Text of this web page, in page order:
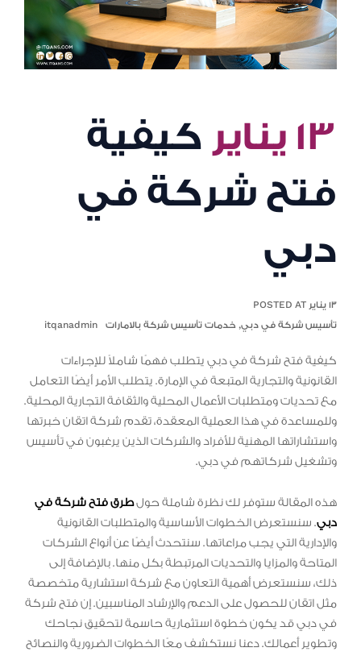
١٣ يناير
كيفية
فتح شركة في
دبي
١٣ يناير POSTED AT
تأسيس شركة في دبي, خدمات تأسيس شركة بالامارات itqanadmin
كيفية فتح شركة في دبي يتطلب فهمًا شاملاً للإجراءات
القانونية والتجارية المتبعة في الإمارة. يتطلب الأمر أيضًا التعامل
مع تحديات ومتطلبات الأعمال المحلية والثقافة التجارية المحلية.
وللمساعدة في هذا العملية المعقدة، تقدم شركة اتقان خبرتها
واستشاراتها المهنية للأفراد والشركات الذين يرغبون في تأسيس
وتشغيل شركاتهم في دبي.
هذه المقالة ستوفر لك نظرة شاملة حولطرق فتح شركة في
دبي. سنستعرض الخطوات الأساسية والمتطلبات القانونية
والإدارية التي يجب مراعاتها. سنتحدث أيضًا عن أنواع الشركات
المتاحة والمزايا والتحديات المرتبطة بكل منها. بالإضافة إلى
ذلك، سنستعرض أهمية التعاون مع شركة استشارية متخصصة
مثل اتقان للحصول على الدعم والإرشاد المناسبين. إن فتح شركة
في دبي قد يكون خطوة استثمارية حاسمة لتحقيق نجاحك
وتطوير أعمالك. دعنا نستكشف معًا الخطوات الضرورية والنصائح